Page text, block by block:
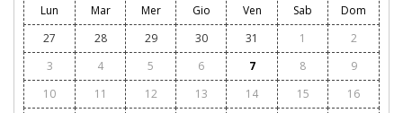
Lun Mar Mer Gio Ven Sab
Dom
27
28 29 30 31 1
2
3
4 5 6 7 8
9
10
11 12 13 14 15
16